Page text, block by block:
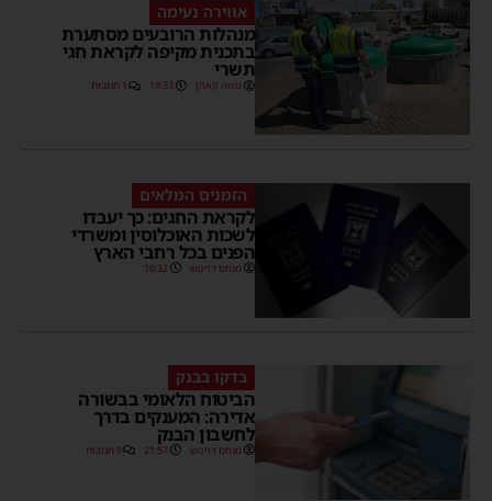
אווירה נעימה
מנהלות הרובעים מסתערת
בתכנית מקיפה לקראת חגי
תשרי
משה קאהן 19:33 1 תגובות
הזמנים המלאים
לקראת החגים: כך יעבדו
לשכות האוכלוסין ומשרדי
הפנים בכל רחבי הארץ
מנחם דויטש 10:32
בדקו בבנק
הביטוח הלאומי בבשורה
אדירה: המענקים בדרך
לחשבון הבנק
מנחם דויטש 21:57 9 תגובות